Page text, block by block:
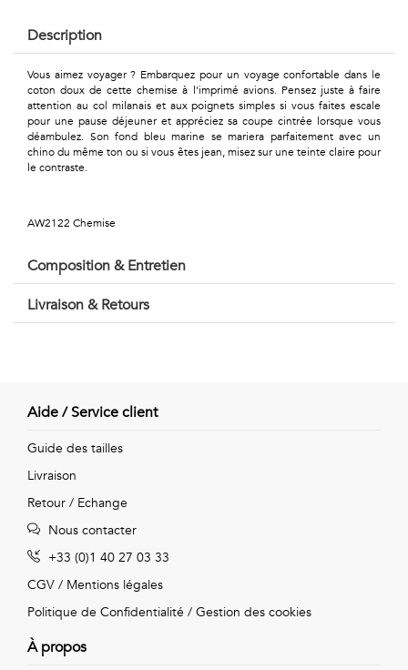
motifs
Urbain
Vintage
Voir
Description
Vous aimez voyager ? Embarquez pour un voyage confortable dans le
coton doux de cette chemise à l'imprimé avions. Pensez juste à faire
attention au col milanais et aux poignets simples si vous faites escale
pour une pause déjeuner et appréciez sa coupe cintrée lorsque vous
déambulez. Son fond bleu marine se mariera parfaitement avec un
chino du même ton ou si vous êtes jean, misez sur une teinte claire pour
le contraste.
AW2122 Chemise
Composition & Entretien
Livraison & Retours
Aide / Service client
Guide des tailles
Livraison
Retour / Echange
Nous contacter
+33 (0)1 40 27 03 33
CGV / Mentions légales
Politique de Confidentialité / Gestion des cookies
À propos